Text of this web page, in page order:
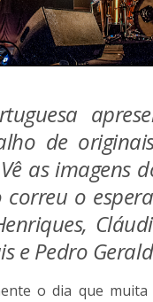
de
as imagens
correu o
e Pedro
o dia que muita